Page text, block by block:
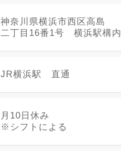
神奈川県横浜市西区高島
二丁目16番1号 横浜駅構内
JR横浜駅 直通
月10日休み
※シフトによる